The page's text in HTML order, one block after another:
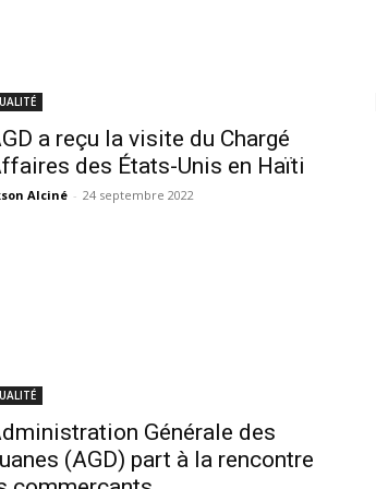
a reçu la visite du Chargé
des États-Unis en Haïti
Alciné - 24 septembre 2022
Générale des
(AGD) part à la rencontre